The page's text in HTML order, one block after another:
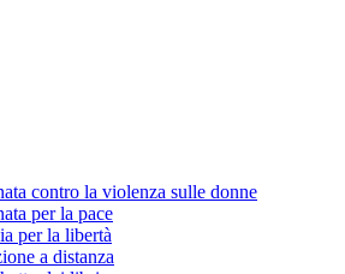
contro la violenza sulle donne
per la pace
per la libertà
a distanza